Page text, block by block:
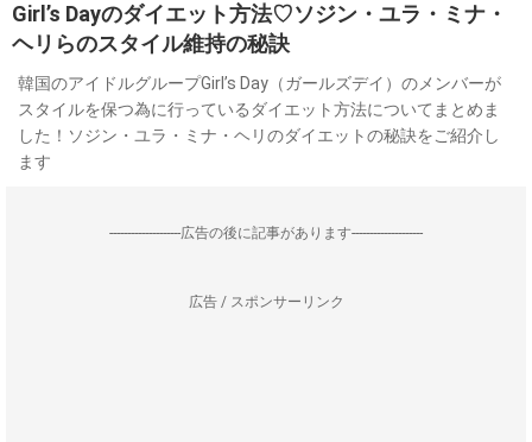
Girl’s Dayのダイエット方法♡ソジン・ユラ・ミナ・
ヘリらのスタイル維持の秘訣
韓国のアイドルグループGirl’s Day（ガールズデイ）のメンバーが
スタイルを保つ為に行っているダイエット方法についてまとめま
した！ソジン・ユラ・ミナ・ヘリのダイエットの秘訣をご紹介し
ます
--------------------広告の後に記事があります--------------------
広告 / スポンサーリンク